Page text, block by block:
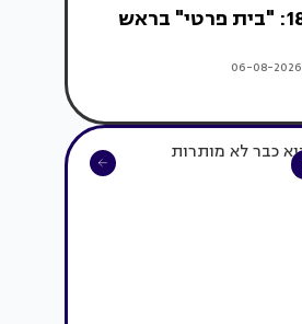
וילה בקומה ה-18: "בית פרטי" בראש
06-08-2026